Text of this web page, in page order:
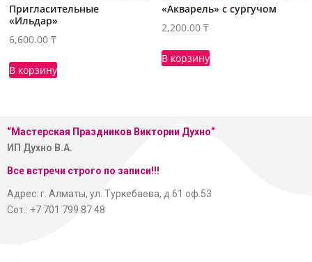
Пригласительные
«Ильдар»
6,600.00₸
В корзину
«Акварель» с сургучом
2,200.00₸
В корзину
“Мастерская Праздников Виктории Духно”
ИП Духно В.А.
Все встречи строго по записи!!!
Адрес: г. Алматы, ул. Туркебаева, д.61 оф.53
Сот.: +7 701 799 87 48